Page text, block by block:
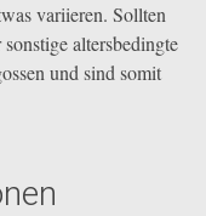
variieren. Sollten
altersbedingte
und sind somit